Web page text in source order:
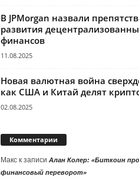
В JPMorgan назвали
развития
финансов
11.08.2025
Новая валютная война
как США и Китай делят
02.08.2025
Комментарии
Макск записи Алан Колер: «Биткоин
финансовый переворот»